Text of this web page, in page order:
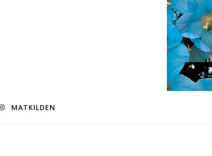
MATKILDEN